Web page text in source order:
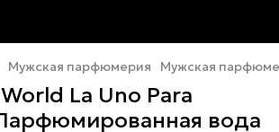
Мужская парфюмерия Мужская
La Uno Para
вода